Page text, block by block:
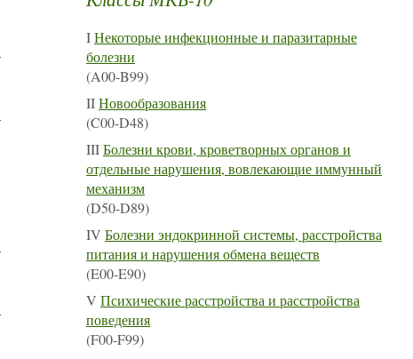
IНекоторые инфекционные и паразитарные
болезни
(A00-B99)
IIНовообразования
(C00-D48)
IIIБолезни крови, кроветворных органов и
отдельные нарушения, вовлекающие иммунный
механизм
(D50-D89)
IV Болезни эндокринной системы, расстройства
питания и нарушения обмена веществ
(E00-E90)
V Психические расстройства и расстройства
поведения
(F00-F99)